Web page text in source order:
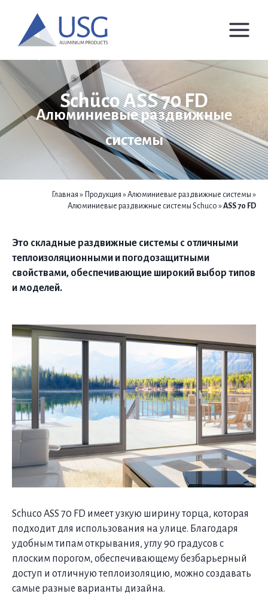
содержимому
Schüco ASS 70 FD
Алюминиевые раздвижные
системы
Главная » Продукция »Алюминиевые раздвижные системы »
Алюминиевые раздвижные системы Schuco »ASS 70 FD
Это складные раздвижные системы с отличными
теплоизоляционными и погодозащитными
свойствами, обеспечивающие широкий выбор типов
и моделей.
Schuco ASS 70 FD имеет узкую ширину торца, которая
подходит для использования на улице. Благодаря
удобным типам открывания, углу 90 градусов с
плоским порогом, обеспечивающему безбарьерный
доступ и отличную теплоизоляцию, можно создавать
самые разные варианты дизайна.